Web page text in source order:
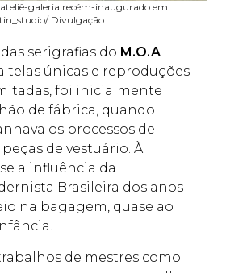
galeria recém-inaugurado em
Divulgação
serigrafias do M.O.A
telas únicas e reproduções
foi inicialmente
de fábrica, quando
os processos de
de vestuário. À
a influência da
Brasileira dos anos
na bagagem, quase ao
de mestres como